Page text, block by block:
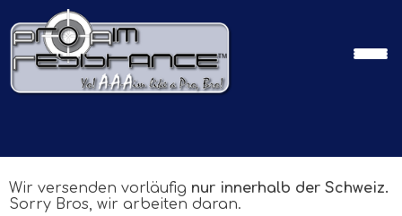
Wir versenden vorläufig nur innerhalb der Schweiz.
Sorry Bros, wir arbeiten daran.